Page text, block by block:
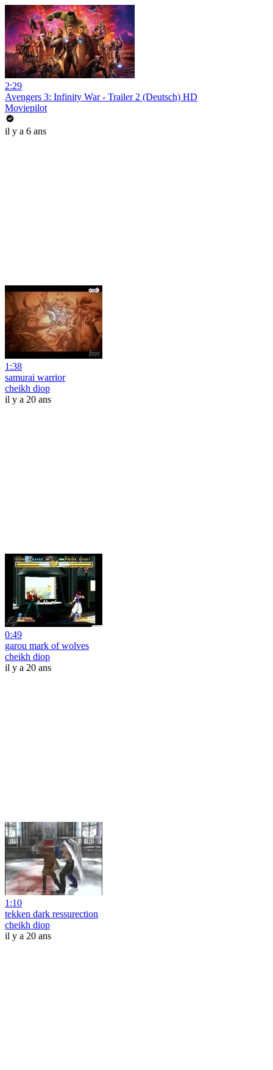
2:29
Avengers 3: Infinity War - Trailer 2 (Deutsch) HD
Moviepilot
il y a 6 ans
1:38
samurai warrior
cheikh diop
il y a 20 ans
0:49
garou mark of wolves
cheikh diop
il y a 20 ans
1:10
tekken dark ressurection
cheikh diop
il y a 20 ans